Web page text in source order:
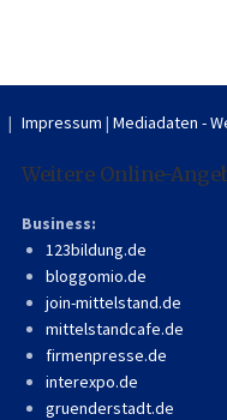
Impressum | Mediadaten -
Weitere Online-
Business:
123bildung.de
bloggomio.de
join-mittelstand.de
mittelstandcafe.de
firmenpresse.de
interexpo.de
gruenderstadt.de